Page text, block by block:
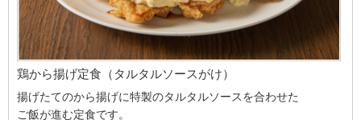
鶏から揚げ定食（タルタルソースがけ）
揚げたてのから揚げに特製のタルタルソースを合わせた
ご飯が進む定食です。